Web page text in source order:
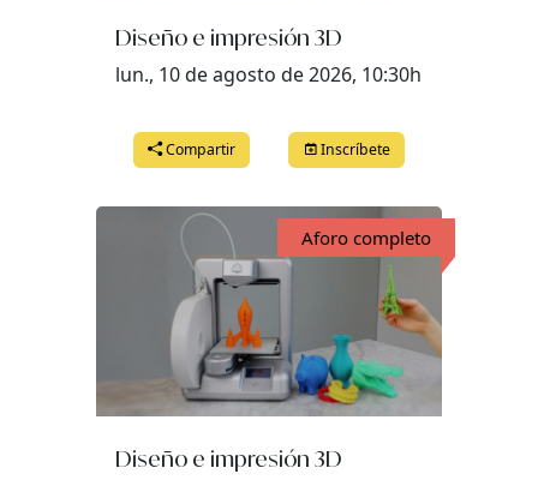
Diseño e impresión 3D
lun., 10 de agosto de 2026, 10:30h
Compartir Inscríbete
Aforo completo
Diseño e impresión 3D